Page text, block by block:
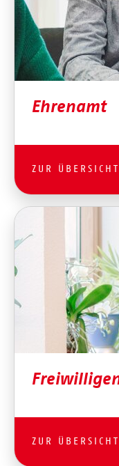
Ehrenamt
ZUR ÜBERSICHT
ZUR ÜBERSICHT